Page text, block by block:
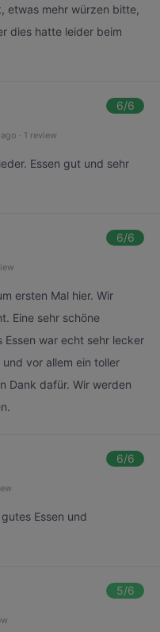
etwas mehr würzen bitte,
dies hatte leider beim
6/6
· 1 review
Essen gut und sehr
6/6
ersten Mal hier. Wir
Eine sehr schöne
Essen war echt sehr lecker
vor allem ein toller
Dank dafür. Wir werden
6/6
Essen und
5/6